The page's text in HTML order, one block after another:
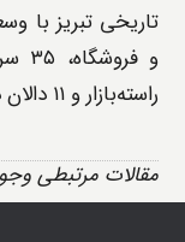
راسته‌بازار و ۱۱ دالان دارد.
مقالات مرتبطی